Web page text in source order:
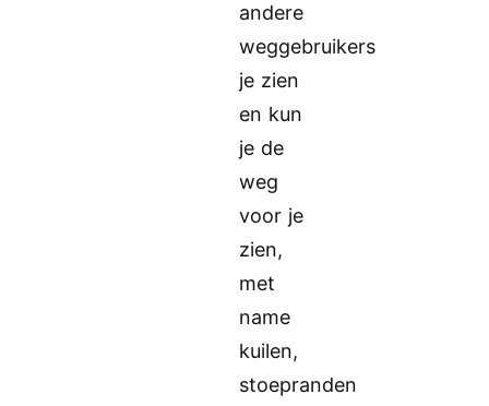
andere
weggebruikers
je zien
en kun
je de
weg
voor je
zien,
met
name
kuilen,
stoepranden